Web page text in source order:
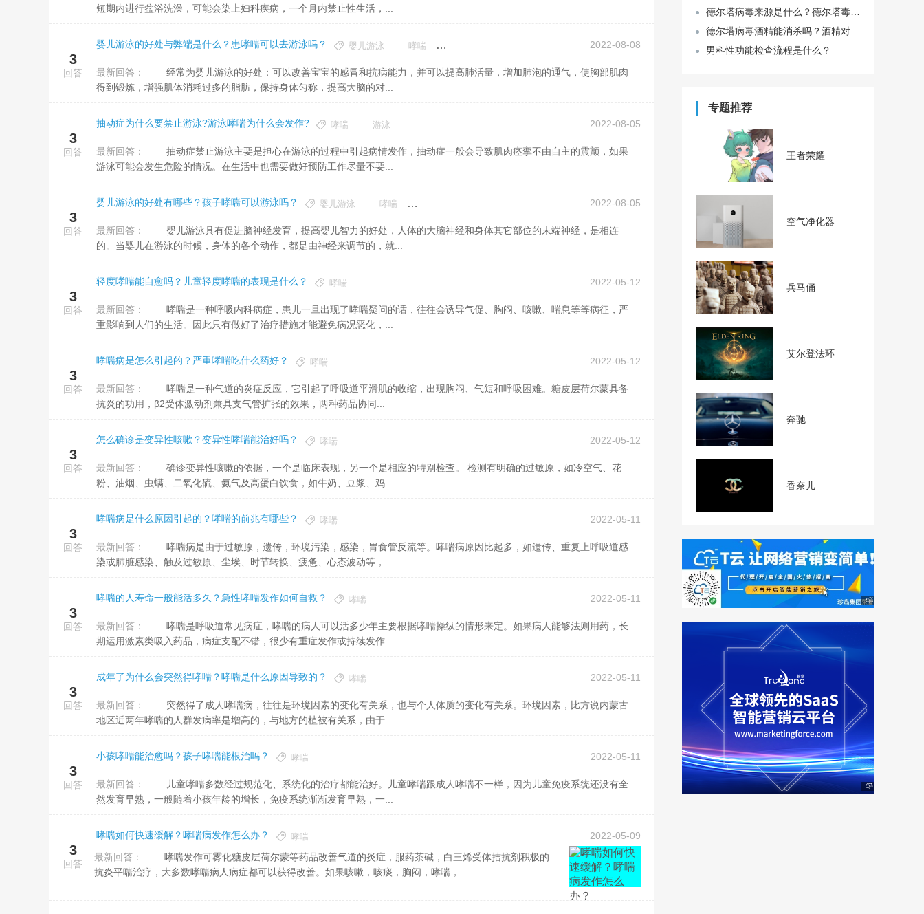
短期内进行盆浴洗澡，可能会染上妇科疾病，一个月内禁止性生活，...
3
回答
婴儿游泳的好处与弊端是什么？患哮喘可以去游泳吗？ 2022-08-08
婴儿游泳 哮喘
最新回答：
得到锻炼，增强肌体消耗过多的脂肪，保持身体匀称，提高大脑的对...
3
回答
抽动症为什么要禁止游泳?游泳哮喘为什么会发作? 2022-08-05
哮喘 游泳
最新回答：
游泳可能会发生危险的情况。在生活中也需要做好预防工作尽量不要...
3
回答
婴儿游泳的好处有哪些？孩子哮喘可以游泳吗？ 2022-08-05
婴儿游泳 哮喘
最新回答：
的。当婴儿在游泳的时候，身体的各个动作，都是由神经来调节的，就...
3
回答
轻度哮喘能自愈吗？儿童轻度哮喘的表现是什么？ 2022-05-12
哮喘
最新回答：
重影响到人们的生活。因此只有做好了治疗措施才能避免病况恶化，...
3
回答
哮喘病是怎么引起的？严重哮喘吃什么药好？ 2022-05-12
哮喘
最新回答：
抗炎的功用，β2受体激动剂兼具支气管扩张的效果，两种药品协同...
3
回答
怎么确诊是变异性咳嗽？变异性哮喘能治好吗？ 2022-05-12
哮喘
最新回答：
粉、油烟、虫螨、二氧化硫、氨气及高蛋白饮食，如牛奶、豆浆、鸡...
3
回答
哮喘病是什么原因引起的？哮喘的前兆有哪些？ 2022-05-11
哮喘
最新回答：
染或肺脏感染、触及过敏原、尘埃、时节转换、疲惫、心态波动等，...
3
回答
哮喘的人寿命一般能活多久？急性哮喘发作如何自救？ 2022-05-11
哮喘
最新回答：
期运用激素类吸入药品，病症支配不错，很少有重症发作或持续发作...
3
回答
成年了为什么会突然得哮喘？哮喘是什么原因导致的？ 2022-05-11
哮喘
最新回答：
地区近两年哮喘的人群发病率是增高的，与地方的植被有关系，由于...
3
回答
小孩哮喘能治愈吗？孩子哮喘能根治吗？ 2022-05-11
哮喘
最新回答：
然发育早熟，一般随着小孩年龄的增长，免疫系统渐渐发育早熟，一...
3
回答
哮喘如何快速缓解？哮喘病发作怎么办？ 2022-05-09
哮喘
最新回答：
抗炎平喘治疗，大多数哮喘病人病症都可以获得改善。如果咳嗽，咳痰，胸闷，哮喘，...
男科性功能检查流程是什么？
专题推荐
王者荣耀
空气净化器
兵马俑
艾尔登法环
奔驰
香奈儿